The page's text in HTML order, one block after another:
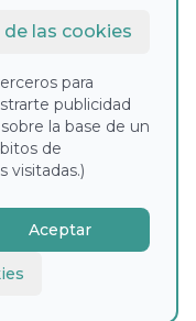
las cookies
para
publicidad
la base de un
de
visitadas.)
Aceptar